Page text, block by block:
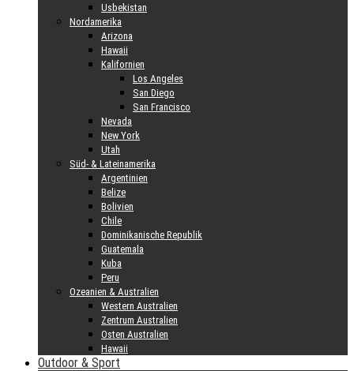
Usbekistan
Nordamerika
Arizona
Hawaii
Kalifornien
Los Angeles
San Diego
San Francisco
Nevada
New York
Utah
Süd- & Lateinamerika
Argentinien
Belize
Bolivien
Chile
Dominikanische Republik
Guatemala
Kuba
Peru
Ozeanien & Australien
Western Australien
Zentrum Australien
Osten Australien
Hawaii
Outdoor & Sport